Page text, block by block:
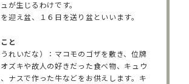
が生じるわけです。
迎え盆、１６日を送り盆といいます。
と
れいだな）：マコモのゴザを敷き、位牌
ズキや故人の好きだった食べ物、キュウ
ナスで作った牛などをお供えします。キ